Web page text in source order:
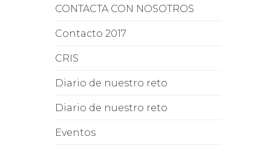
CONTACTA CON NOSOTROS
Contacto 2017
CRIS
Diario de nuestro reto
Diario de nuestro reto
Eventos